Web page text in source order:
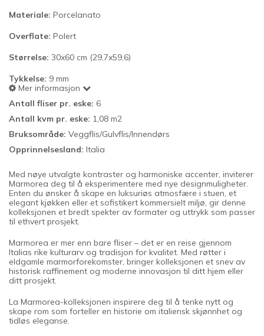
Materiale: Porcelanato
Overflate: Polert
Størrelse: 30x60 cm (29,7x59,6)
Tykkelse: 9 mm
Mer informasjon
Antall fliser pr. eske: 6
Antall kvm pr. eske: 1,08 m2
Bruksområde: Veggflis/Gulvflis/Innendørs
Opprinnelsesland: Italia
Med nøye utvalgte kontraster og harmoniske accenter, inviterer
Marmorea deg til å eksperimentere med nye designmuligheter.
Enten du ønsker å skape en luksuriøs atmosfære i stuen, et
elegant kjøkken eller et sofistikert kommersielt miljø, gir denne
kolleksjonen et bredt spekter av formater og uttrykk som passer
til ethvert prosjekt.
Marmorea er mer enn bare fliser – det er en reise gjennom
Italias rike kulturarv og tradisjon for kvalitet. Med røtter i
eldgamle marmorforekomster, bringer kolleksjonen et snev av
historisk raffinement og moderne innovasjon til ditt hjem eller
ditt prosjekt.
La Marmorea-kolleksjonen inspirere deg til å tenke nytt og
skape rom som forteller en historie om italiensk skjønnhet og
tidløs eleganse.